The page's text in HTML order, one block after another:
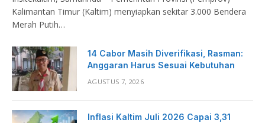
Kalimantan Timur (Kaltim) menyiapkan sekitar 3.000 Bendera
Merah Putih…
14 Cabor Masih Diverifikasi, Rasman:
Anggaran Harus Sesuai Kebutuhan
AGUSTUS 7, 2026
Inflasi Kaltim Juli 2026 Capai 3,31